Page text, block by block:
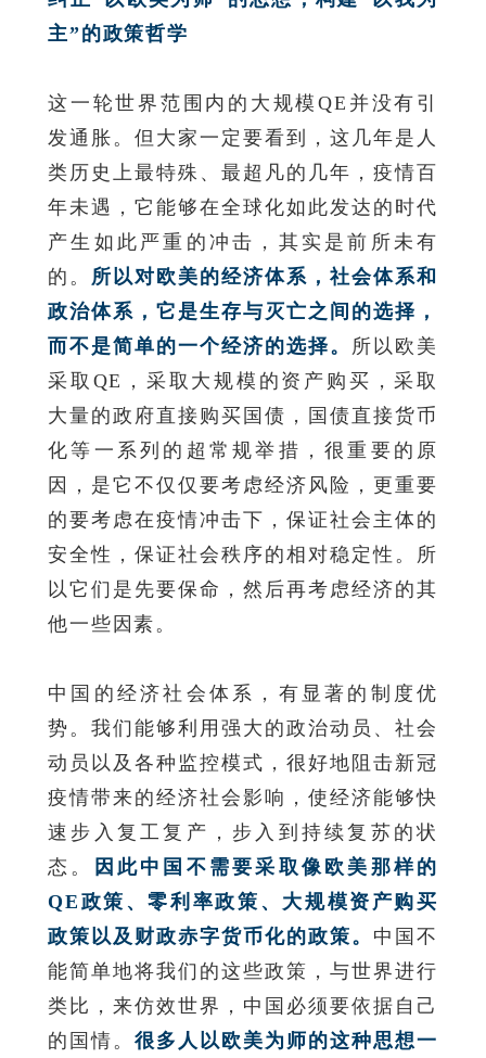
主”的政策哲学
这一轮世界范围内的大规模QE并没有引
发通胀。但大家一定要看到，这几年是人
类历史上最特殊、最超凡的几年，疫情百
年未遇，它能够在全球化如此发达的时代
产生如此严重的冲击，其实是前所未有
的。 所以对欧美的经济体系，社会体系和
政治体系，它是生存与灭亡之间的选择，
而不是简单的一个经济的选择。 所以欧美
采取QE，采取大规模的资产购买，采取
大量的政府直接购买国债，国债直接货币
化等一系列的超常规举措，很重要的原
因，是它不仅仅要考虑经济风险，更重要
的要考虑在疫情冲击下，保证社会主体的
安全性，保证社会秩序的相对稳定性。所
以它们是先要保命，然后再考虑经济的其
他一些因素。
中国的经济社会体系，有显著的制度优
势。我们能够利用强大的政治动员、社会
动员以及各种监控模式，很好地阻击新冠
疫情带来的经济社会影响，使经济能够快
速步入复工复产，步入到持续复苏的状
态。
因此中国不需要采取像欧美那样的
QE政策、零利率政策、大规模资产购买
政策以及财政赤字货币化的政策。 中国不
能简单地将我们的这些政策，与世界进行
类比，来仿效世界，中国必须要依据自己
的国情。很多人以欧美为师的这种思想一